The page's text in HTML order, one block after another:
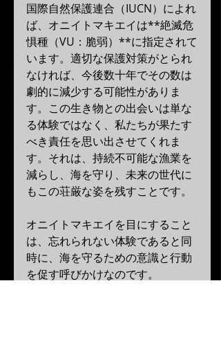
国際自然保護連合（IUCN）によれ
ば、オニイトマキエイは**絶滅危
惧種（VU：脆弱）**に指定されて
います。適切な保護対策がとられ
なければ、今後数十年でその数は
劇的に減少する可能性がありま
す。この生き物との出会いは単な
る体験ではなく、私たちが果たす
べき責任を思い出させてくれま
す。それは、持続不可能な漁業を
減らし、海を守り、未来の世代に
もこの荘厳な姿を残すことです。
オニイトマキエイを目にすること
は、忘れられない体験であると同
時に、海を守るための意識と行動
を促す呼びかけなのです。